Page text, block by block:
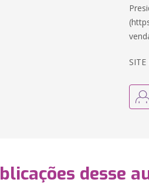
desse